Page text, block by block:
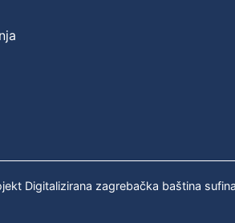
Digitalizirana zagrebačka baština